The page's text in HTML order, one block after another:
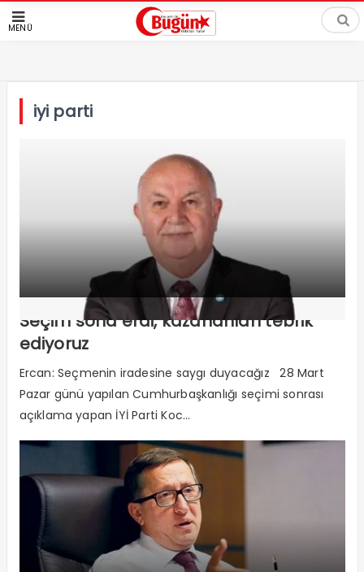
MENÜ
iyi parti
Seçim sona erdi, kazananları tebrik
ediyoruz
Ercan: Seçmenin iradesine saygı duyacağız 28 Mart
Pazar günü yapılan Cumhurbaşkanlığı seçimi sonrası
açıklama yapan İYİ Parti Koc...